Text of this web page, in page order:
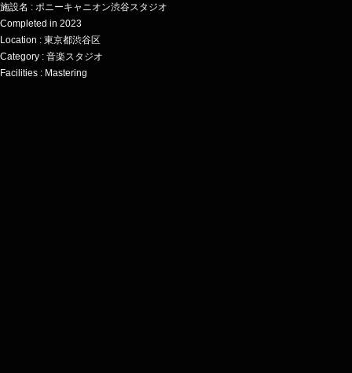
施設名 : ポニーキャニオン渋谷スタジオ
Completed in 2023
Location : 東京都渋谷区
Category : 音楽スタジオ
Facilities : Mastering